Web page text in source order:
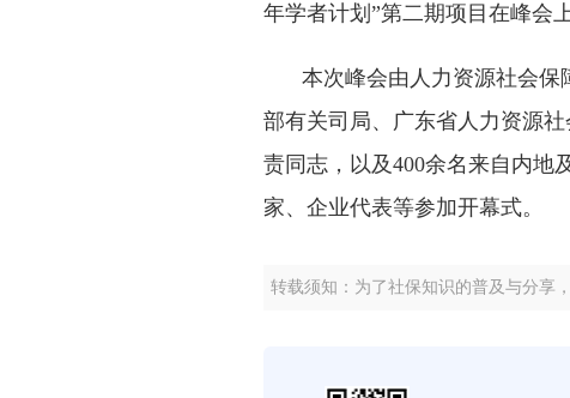
年学者计划”第二期项目在峰会
本次峰会由人力资源社会
部有关司局、广东省人力资源
责同志，以及400余名来自内地
家、企业代表等参加开幕式。
转载须知：为了社保知识的普及与分享